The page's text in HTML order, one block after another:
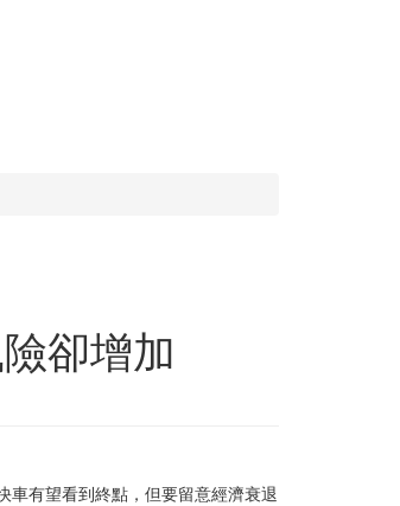
卻增加
車有望看到終點，但要留意經濟衰退